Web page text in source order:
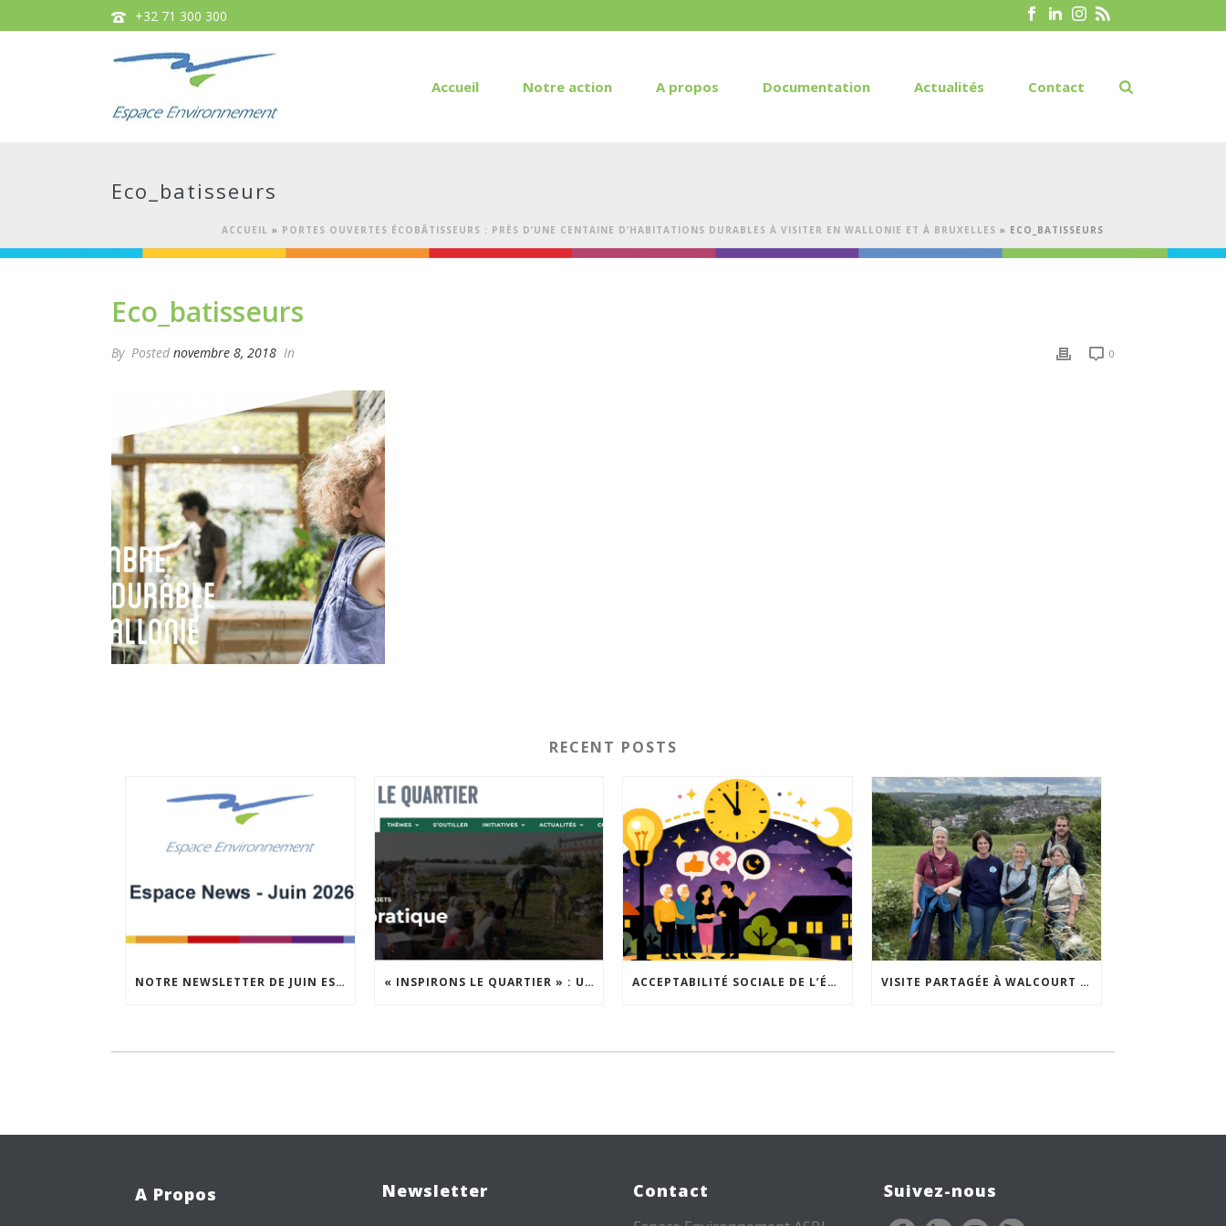
+32 71 300 300
Accueil Notre action A propos Documentation Actualités Contact
Eco_batisseurs
ACCUEIL » PORTES OUVERTES ÉCOBÂTISSEURS : PRÈS D’UNE CENTAINE D’HABITATIONS DURABLES À VISITER EN WALLONIE ET À BRUXELLES » ECO_BATISSEURS
Eco_batisseurs
By Posted novembre 8, 2018 In 0
RECENT POSTS
NOTRE NEWSLETTER DE JUIN EST EN LIGNE ! « INSPIRONS LE QUARTIER » : UN NOUVEL APPEL À PROJETS EST LANCÉ ! ACCEPTABILITÉ SOCIALE DE L’ÉCLAIRAGE NOCTURNE : LE REPLAY EST DISPONIBLE VISITE PARTAGÉE À WALCOURT : UNE DÉMARCHE PARTICIPATIVE ANIMÉE PAR ESPACE ENVIRONNEMENT
A Propos Newsletter Contact Suivez-nous